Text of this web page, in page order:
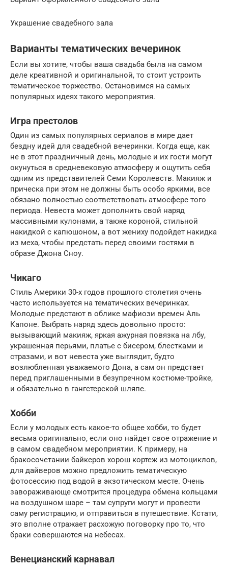
Украшение свадебного зала
Варианты тематических вечеринок
Если вы хотите, чтобы ваша свадьба была на самом
деле креативной и оригинальной, то стоит устроить
тематическое торжество. Остановимся на самых
популярных идеях такого мероприятия.
Игра престолов
Один из самых популярных сериалов в мире дает
бездну идей для свадебной вечеринки. Когда еще, как
не в этот праздничный день, молодые и их гости могут
окунуться в средневековую атмосферу и ощутить себя
одним из представителей Семи Королевств. Макияж и
прическа при этом не должны быть особо яркими, все
обязано полностью соответствовать атмосфере того
периода. Невеста может дополнить свой наряд
массивными кулонами, а также короной, стильной
накидкой с капюшоном, а вот жениху подойдет накидка
из меха, чтобы предстать перед своими гостями в
образе Джона Сноу.
Чикаго
Стиль Америки 30-х годов прошлого столетия очень
часто используется на тематических вечеринках.
Молодые предстают в облике мафиози времен Аль
Капоне. Выбрать наряд здесь довольно просто:
вызывающий макияж, яркая ажурная повязка на лбу,
украшенная перьями, платье с бисером, блестками и
стразами, и вот невеста уже выглядит, будто
возлюбленная уважаемого Дона, а сам он предстает
перед приглашенными в безупречном костюме-тройке,
и обязательно в гангстерской шляпе.
Хобби
Если у молодых есть какое-то общее хобби, то будет
весьма оригинально, если оно найдет свое отражение и
в самом свадебном мероприятии. К примеру, на
бракосочетании байкеров хорош кортеж из мотоциклов,
для дайверов можно предложить тематическую
фотосессию под водой в экзотическом месте. Очень
завораживающе смотрится процедура обмена кольцами
на воздушном шаре – там супруги могут и провести
саму регистрацию, и отправиться в путешествие. Кстати,
это вполне отражает расхожую поговорку про то, что
браки совершаются на небесах.
Венецианский карнавал